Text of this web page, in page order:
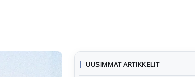
UUSIMMAT ARTIKKELIT